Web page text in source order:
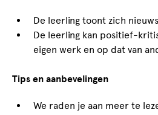
De leerling toont zich
De leerling kan positief-
eigen werk en op dat van
Tips en aanbevelingen
We raden je aan meer te